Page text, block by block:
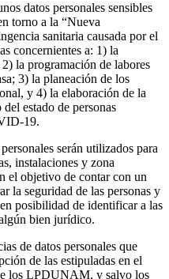
datos personales sensibles
torno a la “Nueva
sanitaria causada por el
concernientes a: 1) la
la programación de labores
3) la planeación de los
y 4) la elaboración de la
estado de personas
19.
serán utilizados para
instalaciones y zona
el objetivo de contar con un
la seguridad de las personas y
posibilidad de identificar a las
bien jurídico.
de datos personales que
de las estipuladas en el
los LPDUNAM, y salvo los